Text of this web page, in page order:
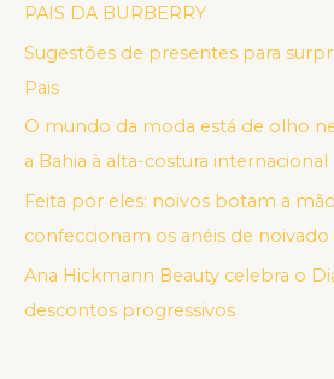
PAIS DA BURBERRY
Sugestões de presentes para
Pais
O mundo da moda está de olho
a Bahia à alta-costura internacional
Feita por eles: noivos botam a
confeccionam os anéis de noivado
Ana Hickmann Beauty celebra o
descontos progressivos